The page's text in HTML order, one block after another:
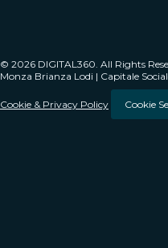
© 2026 DIGITAL360. All Rights
Monza Brianza Lodi | Capitale
Cookie & Privacy Policy Cookie